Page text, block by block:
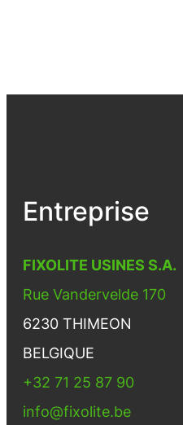
Entreprise
FIXOLITE USINES S.A.
Rue Vandervelde 170
6230 THIMEON
BELGIQUE
+32 71 25 87 90
info@fixolite.be